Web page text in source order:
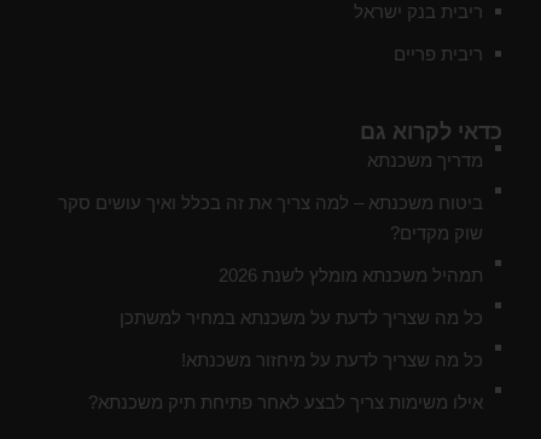
ריבית בנק ישראל
ריבית פריים
כדאי לקרוא גם
מדריך משכנתא
ביטוח משכנתא – למה צריך את זה בכלל ואיך עושים סקר
שוק מקדים?
תמהיל משכנתא מומלץ לשנת 2026
כל מה שצריך לדעת על משכנתא במחיר למשתכן
כל מה שצריך לדעת על מיחזור משכנתא!
אילו משימות צריך לבצע לאחר פתיחת תיק משכנתא?